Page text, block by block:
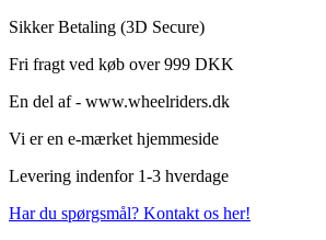
Videre
indhold
Sikker Betaling (3D Secure)
Fri fragt ved køb over 999 DKK
En del af - www.wheelriders.dk
Vi er en e-mærket hjemmeside
Levering indenfor 1-3 hverdage
Har du spørgsmål? Kontakt os her!